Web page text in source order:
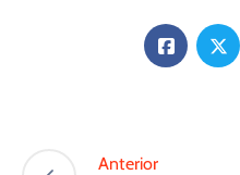
Anterior